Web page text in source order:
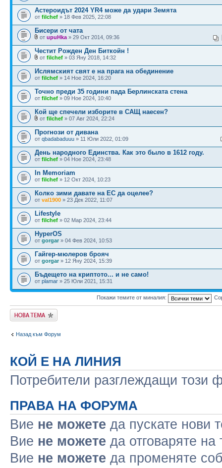
Астероидът 2024 YR4 може да удари Земята
от filchef » 18 Фев 2025, 22:08
Бисери от чата
от upuHka » 29 Окт 2014, 09:36
Честит Рожден Ден Биткойн !
от filchef » 03 Яну 2018, 14:32
Ислямският свят е на прага на обединение
от filchef » 14 Ное 2024, 16:20
Точно преди 35 години пада Берлинската стена
от filchef » 09 Ное 2024, 10:40
Кой ще спечели изборите в САЩ наесен?
от filchef » 07 Авг 2024, 22:24
Прогнози от дивана
от qbadabaduuu » 11 Юли 2022, 01:09
День народного Единства. Как это было в 1612 году.
от filchef » 04 Ное 2024, 23:48
In Memoriam
от filchef » 12 Окт 2024, 10:23
Колко зими давате на ЕС да оцелее?
от val1900 » 23 Дек 2022, 11:07
Lifestyle
от filchef » 02 Мар 2024, 23:44
HyperOS
от gorgar » 04 Фев 2024, 10:53
Гайгер-мюлеров брояч
от gorgar » 12 Яну 2024, 15:39
Бъдещето на криптото... и не само!
от plamar » 25 Юли 2021, 15:31
Покажи темите от миналия:
Публикувай нова
тема
Назад към Форум
КОЙ Е НА ЛИНИЯ
Потребители разглеждащи този
ПРАВА НА ФОРУМА
Вие не можете да пускате нови
Вие не можете да отговаряте на
Вие не можете да променяте